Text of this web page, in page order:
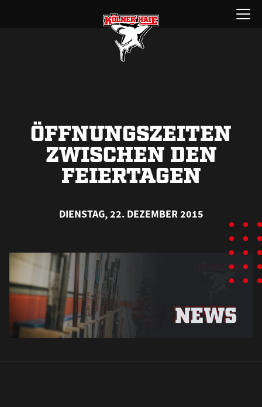
Menü
öffnen
ÖFFNUNGSZEITEN
ZWISCHEN DEN
FEIERTAGEN
DIENSTAG, 22. DEZEMBER 2015